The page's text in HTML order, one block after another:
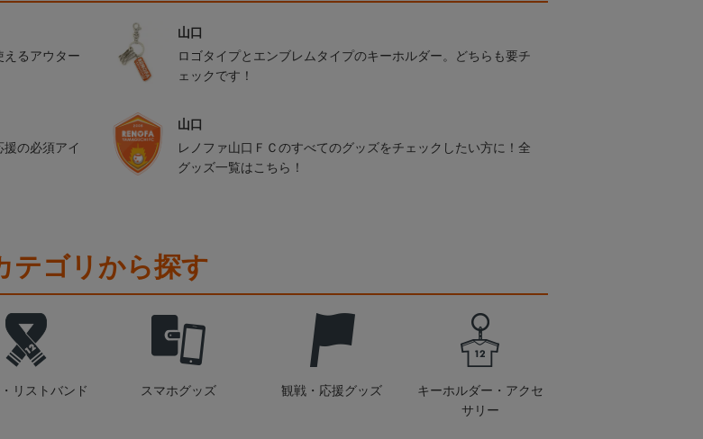
えるアウター
山口
ロゴタイプとエンブレムタイプのキーホルダー。どちらも要チ
ェックです！
の必須アイ
山口
レノファ山口ＦＣのすべてのグッズをチェックしたい方に！全
グッズ一覧はこちら！
テゴリから探す
リストバンド スマホグッズ 観戦・応援グッズ
キーホルダー・アクセ
サリー